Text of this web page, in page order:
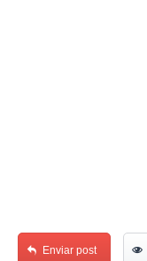
Enviar post